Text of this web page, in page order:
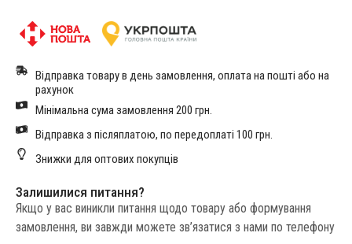
Відправка товару в день замовлення, оплата на пошті або на
рахунок
Мінімальна сума замовлення 200 грн.
Відправка з післяплатою, по передоплаті 100 грн.
Знижки для оптових покупців
Залишилися питання?
Якщо у вас виникли питання щодо товару або формування
замовлення, ви завжди можете зв’язатися з нами по телефону